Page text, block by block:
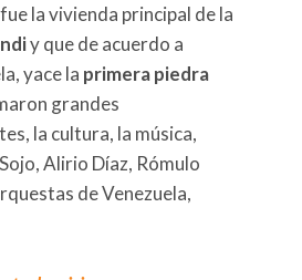
la vivienda principal de la
y que de acuerdo a
yace la primera piedra
grandes
la cultura, la música,
Alirio Díaz, Rómulo
de Venezuela,